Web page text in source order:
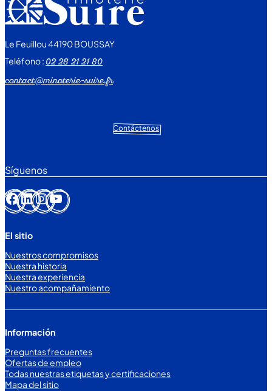
Le Feuillou 44190 BOUSSAY
Teléfono :02 28 21 21 80
contact@minoterie-suire.fr
Contáctenos
Síguenos
Facebook LinkedIn InstagramYouTube
El sitio
Nuestros compromisos
Nuestra historia
Nuestra experiencia
Nuestro acompañamiento
Información
Preguntas frecuentes
Ofertas de empleo
Todas nuestras etiquetas y certificaciones
Mapa del sitio